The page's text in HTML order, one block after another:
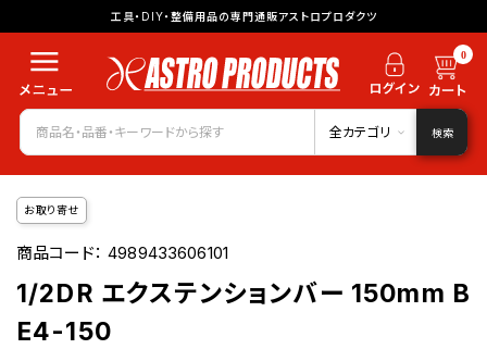
工具・DIY・整備用品の専門通販アストロプロダクツ
0
全カテゴリ 検索
お取り寄せ
商品コード：4989433606101
1/2DR エクステンションバー 150mm B
E4-150